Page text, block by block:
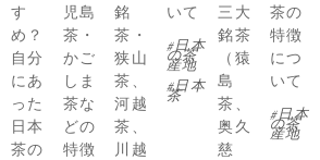
す
め？
自分
にあ
った
日本
茶の
児島
茶・
かご
しま
茶な
どの
特徴
銘
茶・
狭山
茶、
河越
茶、
川越
いて
日本
の茶
産地
日本
茶
三大
銘茶
（猿
島
茶、
奥久
慈
茶の
特徴
につ
いて
日本
の茶
産地